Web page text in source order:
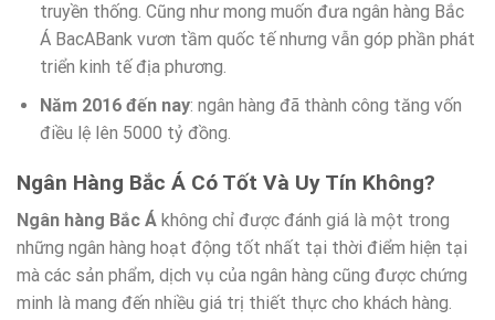
truyền thống. Cũng như mong muốn đưa ngân hàng Bắc
Á BacABank vươn tầm quốc tế nhưng vẫn góp phần phát
triển kinh tế địa phương.
Năm 2016 đến nay: ngân hàng đã thành công tăng vốn
điều lệ lên 5000 tỷ đồng.
Ngân Hàng Bắc Á Có Tốt Và Uy Tín Không?
Ngân hàng Bắc Á không chỉ được đánh giá là một trong
những ngân hàng hoạt động tốt nhất tại thời điểm hiện tại
mà các sản phẩm, dịch vụ của ngân hàng cũng được chứng
minh là mang đến nhiều giá trị thiết thực cho khách hàng.